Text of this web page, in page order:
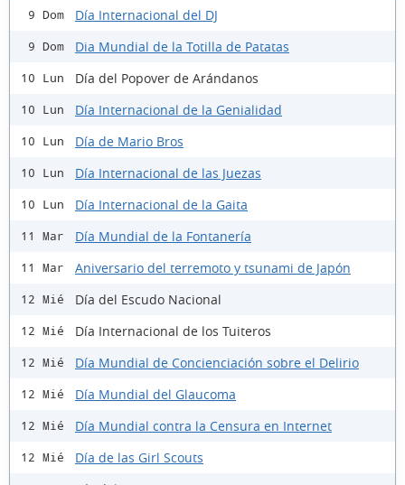
9 Dom Día Internacional del DJ
9 Dom Dia Mundial de la Totilla de Patatas
10 Lun Día del Popover de Arándanos
10 Lun Día Internacional de la Genialidad
10 Lun Día de Mario Bros
10 Lun Día Internacional de las Juezas
10 Lun Día Internacional de la Gaita
11 Mar Día Mundial de la Fontanería
11 Mar Aniversario del terremoto y tsunami de Japón
12 Mié Día del Escudo Nacional
12 Mié Día Internacional de los Tuiteros
12 Mié Día Mundial de Concienciación sobre el Delirio
12 Mié Día Mundial del Glaucoma
12 Mié Día Mundial contra la Censura en Internet
12 Mié Día de las Girl Scouts